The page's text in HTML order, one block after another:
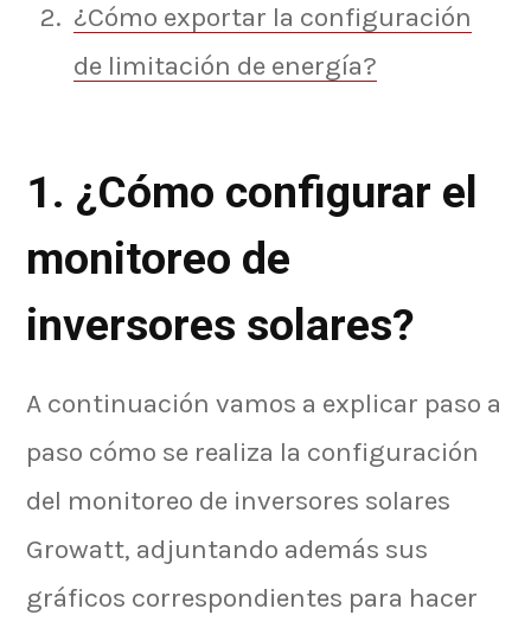
¿Cómo exportar la configuración
de limitación de energía?
1. ¿Cómo configurar el
monitoreo de
inversores solares?
A continuación vamos a explicar paso a
paso cómo se realiza la configuración
del monitoreo de inversores solares
Growatt, adjuntando además sus
gráficos correspondientes para hacer